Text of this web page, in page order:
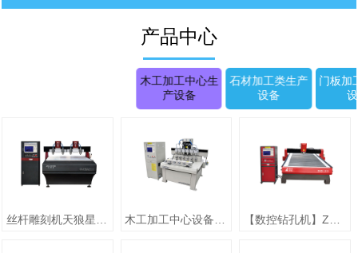
产品中心
木工加工中心生
产设备
石材加工类生产
设备
门板加